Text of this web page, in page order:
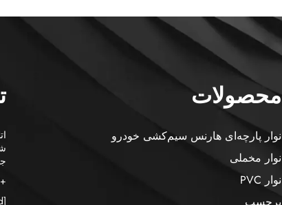
محصولات
نوار پارچه‌ای هارنس سیم‌کشی خودرو
نوار مخملی
نوار PVC
برچسب
+86-13616286061
[email protected]